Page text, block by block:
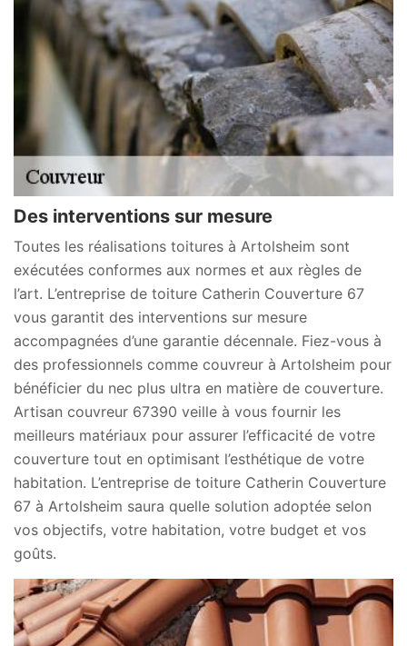
Des interventions sur mesure
Toutes les réalisations toitures à Artolsheim sont
exécutées conformes aux normes et aux règles de
l’art. L’entreprise de toiture Catherin Couverture 67
vous garantit des interventions sur mesure
accompagnées d’une garantie décennale. Fiez-vous à
des professionnels comme couvreur à Artolsheim pour
bénéficier du nec plus ultra en matière de couverture.
Artisan couvreur 67390 veille à vous fournir les
meilleurs matériaux pour assurer l’efficacité de votre
couverture tout en optimisant l’esthétique de votre
habitation. L’entreprise de toiture Catherin Couverture
67 à Artolsheim saura quelle solution adoptée selon
vos objectifs, votre habitation, votre budget et vos
goûts.